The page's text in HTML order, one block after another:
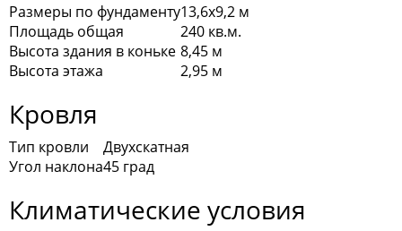
Размеры по фундаменту13,6х9,2 м
Площадь общая
240 кв.м.
Высота здания в коньке 8,45 м
Высота этажа
2,95 м
Кровля
Тип кровли
Двухскатная
Угол наклона45 град
Климатические условия